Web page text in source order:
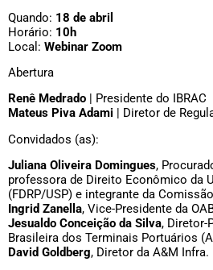
Quando: 18 de abril
Horário: 10h
Local: Webinar Zoom
Abertura
Renê Medrado | Presidente do IBRAC
Mateus Piva Adami | Diretor de
Convidados (as):
Juliana Oliveira Domingues,
professora de Direito Econômico da
(FDRP/USP) e integrante da
Ingrid Zanella, Vice-Presidente da
Jesualdo Conceição da Silva, Diretor-
Brasileira dos Terminais Portuários
David Goldberg, Diretor da A&M Infra.